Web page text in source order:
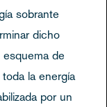
sobrante
dicho
de
la energía
por un